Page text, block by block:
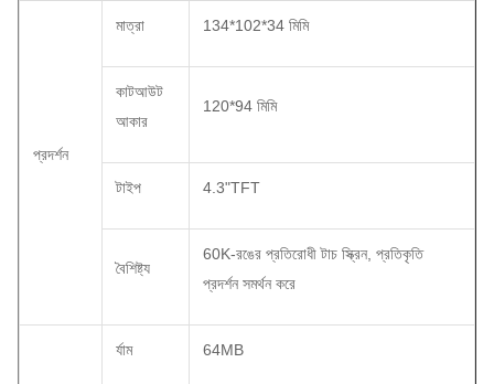
প্রদর্শন
মাত্রা 134*102*34 মিমি
কাটআউট
আকার
120*94 মিমি
টাইপ 4.3"TFT
বৈশিষ্ট্য
60K-রঙের প্রতিরোধী টাচ স্ক্রিন, প্রতিকৃতি
প্রদর্শন সমর্থন করে
র্যাম 64MB